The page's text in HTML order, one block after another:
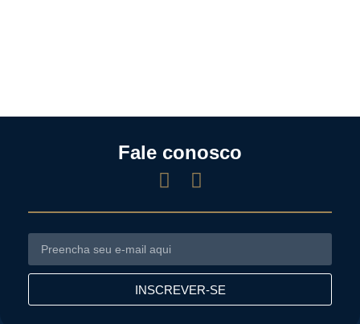
Fale conosco
INSCREVER-SE